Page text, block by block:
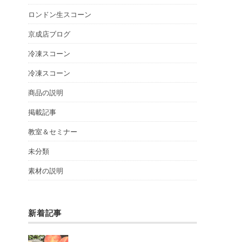
ロンドン生スコーン
京成店ブログ
冷凍スコーン
冷凍スコーン
商品の説明
掲載記事
教室＆セミナー
未分類
素材の説明
新着記事